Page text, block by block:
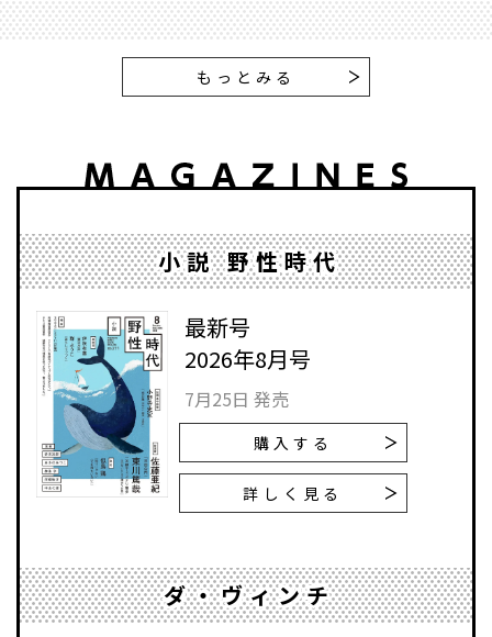
もっとみる
小説 野性時代
最新号
2026年8月号
7月25日 発売
購入する
詳しく見る
ダ・ヴィンチ